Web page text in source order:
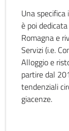
Una
è poi
Romagna e
Servizi (i.e.
Alloggio e
partire dal
tendenziali
giacenze.